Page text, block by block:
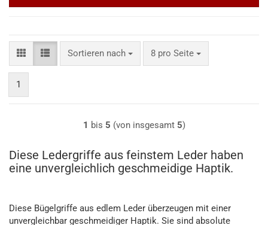
Sortieren nach
Sortieren nach 8 pro Seite
pro Seite
1
1 bis 5 (von insgesamt 5)
Diese Ledergriffe aus feinstem Leder haben
eine unvergleichlich geschmeidige Haptik.
Diese Bügelgriffe aus edlem Leder überzeugen mit einer
unvergleichbar geschmeidiger Haptik. Sie sind absolute